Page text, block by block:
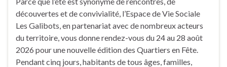
découvertes et de convivialité, l’Espace de Vie Sociale
Les Galibots, en partenariat avec de nombreux acteurs
du territoire, vous donne rendez-vous du 24 au 28 août
2026 pour une nouvelle édition des Quartiers en Fête.
Pendant cinq jours, habitants de tous âges, familles,